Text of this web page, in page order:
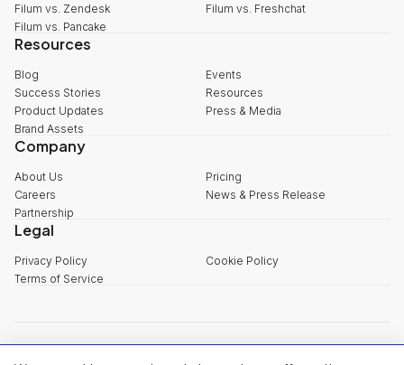
Filum vs. Zendesk
Filum vs. Freshchat
Filum vs. Pancake
Resources
Blog
Events
Success Stories
Resources
Product Updates
Press & Media
Brand Assets
Company
About Us
Pricing
Careers
News & Press Release
Partnership
Legal
Privacy Policy
Cookie Policy
Terms of Service